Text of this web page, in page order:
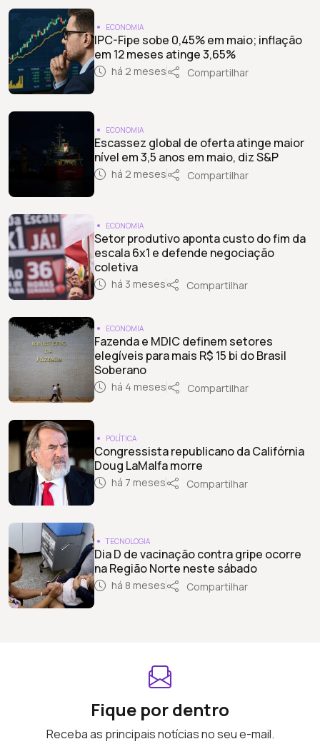
ECONOMIA
IPC-Fipe sobe 0,45% em maio; inflação
em 12 meses atinge 3,65%
há 2 meses Compartilhar
ECONOMIA
Escassez global de oferta atinge maior
nível em 3,5 anos em maio, diz S&P
há 2 meses Compartilhar
ECONOMIA
Setor produtivo aponta custo do fim da
escala 6x1 e defende negociação
coletiva
há 3 meses Compartilhar
ECONOMIA
Fazenda e MDIC definem setores
elegíveis para mais R$ 15 bi do Brasil
Soberano
há 4 meses Compartilhar
POLÍTICA
Congressista republicano da Califórnia
Doug LaMalfa morre
há 7 meses Compartilhar
TECNOLOGIA
Dia D de vacinação contra gripe ocorre
na Região Norte neste sábado
há 8 meses Compartilhar
Fique por dentro
Receba as principais notícias no seu e-mail.